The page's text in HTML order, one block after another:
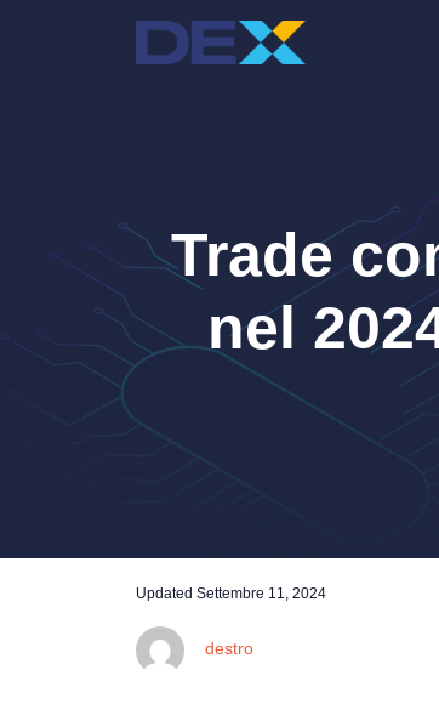
Trade
nel
Updated Settembre 11, 2024
destro